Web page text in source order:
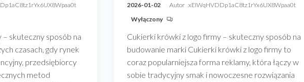
skuteczny sposób na
czasach, gdy rynek
przedsiębiorcy
metod
2026-01-02 Autor xEIWqHVDDp1aC8tz1rYx6UX8Wpaa0t
Wyłączony
Cukierki krówki z logo firmy – skuteczny sposób na
budowanie marki Cukierki krówki z logo firmy to
coraz popularniejsza forma reklamy, która łączy w
sobie tradycyjny smak i nowoczesne rozwiązania